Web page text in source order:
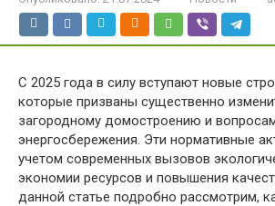
С 2025 года в силу вступают новые
которые призваны существенно
загородному домостроению и
энергосбережения. Эти нормативные
учетом современных вызовов
экономии ресурсов и повышения
данной статье подробно рассмотрим,